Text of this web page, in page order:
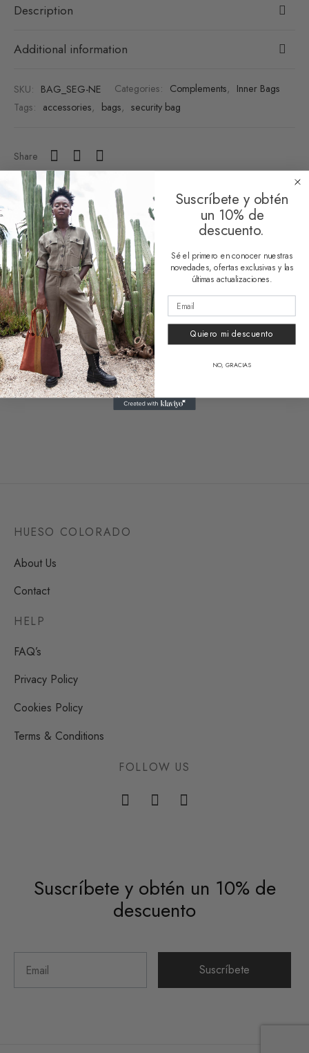
Description
Additional information
SKU: BAG_SEG-NE Categories: Complements, Inner Bags
Tags: accessories, bags, security bag
Share
Related products
Sustainable Bag Regina
Desde64,00€
Desde64,00€
HUESO COLORADO
About Us
Contact
HELP
FAQ’s
Privacy Policy
Cookies Policy
Terms & Conditions
FOLLOW US
Suscríbete y obtén un 10% de
descuento
Suscríbete
Suscríbete y obtén
un 10% de
descuento.
Sé el primero en conocer nuestras
novedades, ofertas exclusivas y las
últimas actualizaciones.
Quiero mi descuento
NO, GRACIAS